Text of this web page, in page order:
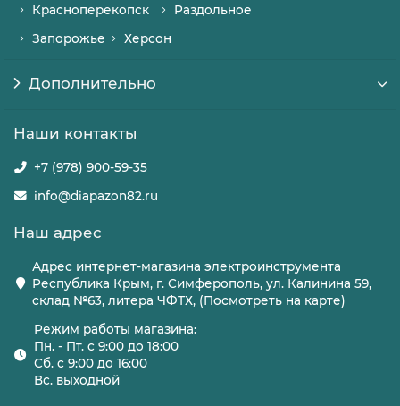
Красноперекопск
Раздольное
Запорожье
Херсон
Дополнительно
Наши контакты
+7 (978) 900-59-35
info@diapazon82.ru
Наш адрес
Адрес интернет-магазина электроинструмента
Республика Крым, г. Симферополь, ул. Калинина 59,
склад №63, литера ЧФТХ, (Посмотреть на карте)
Режим работы магазина:
Пн. - Пт. с 9:00 до 18:00
Сб. с 9:00 до 16:00
Вс. выходной